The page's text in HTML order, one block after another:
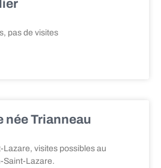
pas de visites
née Trianneau
Lazare, visites possibles au
Saint-Lazare.